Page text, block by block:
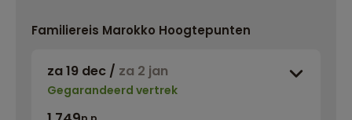
Familiereis Marokko Hoogtepunten
za 19 dec / za 2 jan
Gegarandeerd vertrek